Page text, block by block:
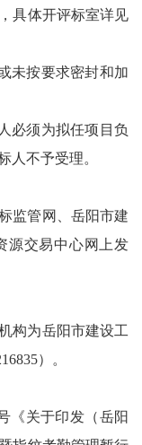
具体开评标室详见
未按要求密封和加
必须为拟任项目负
人不予受理。
监管网、岳阳市建
源交易中心网上发
构为岳阳市建设工
）。
《关于印发（岳阳